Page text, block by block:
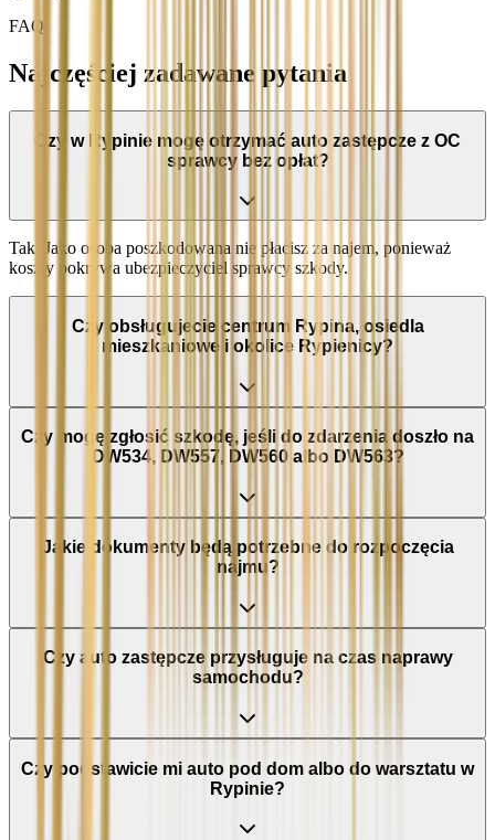
FAQ
Najczęściej zadawane pytania
Czy w Rypinie mogę otrzymać auto zastępcze z OC
sprawcy bez opłat?
Tak. Jako osoba poszkodowana nie płacisz za najem, ponieważ
koszty pokrywa ubezpieczyciel sprawcy szkody.
Czy obsługujecie centrum Rypina, osiedla
mieszkaniowe i okolice Rypienicy?
Czy mogę zgłosić szkodę, jeśli do zdarzenia doszło na
DW534, DW557, DW560 albo DW563?
Jakie dokumenty będą potrzebne do rozpoczęcia
najmu?
Czy auto zastępcze przysługuje na czas naprawy
samochodu?
Czy podstawicie mi auto pod dom albo do warsztatu w
Rypinie?